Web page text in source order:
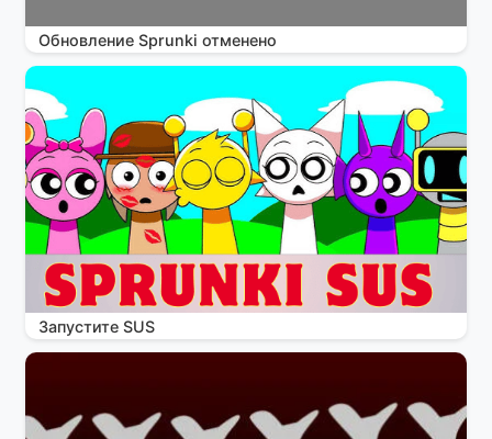
Обновление Sprunki отменено
Запустите SUS